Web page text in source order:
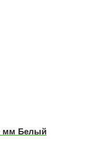
мм Белый